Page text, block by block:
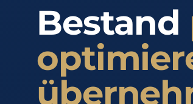
Bestand